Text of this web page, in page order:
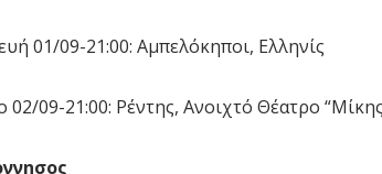
01/09-21:00: Αμπελόκηποι, Ελληνίς
02/09-21:00: Ρέντης, Ανοιχτό Θέατρο